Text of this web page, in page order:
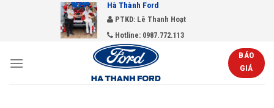
Hà Thành Ford
PTKD: Lê Thanh Hoạt
Hotline: 0987.772.113
BÁO
GIÁ